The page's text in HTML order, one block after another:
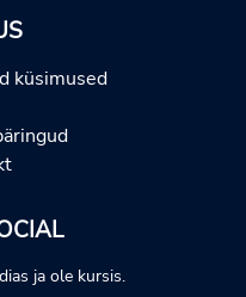
küsimused
ja ole kursis.